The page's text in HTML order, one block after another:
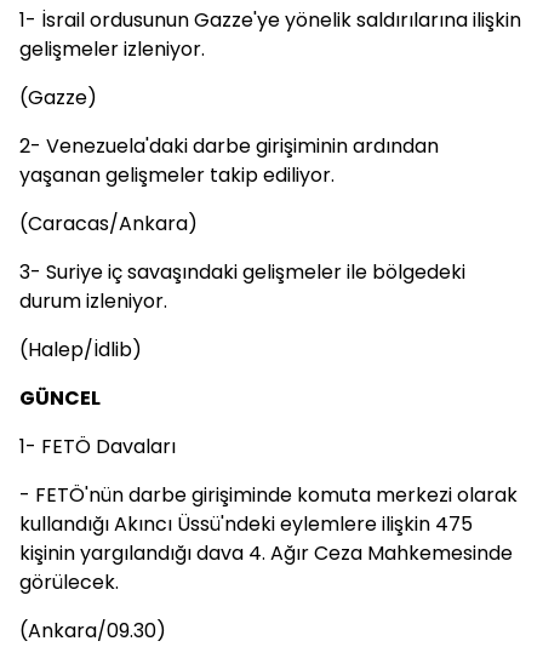
1- İsrail ordusunun Gazze'ye yönelik saldırılarına ilişkin
gelişmeler izleniyor.
(Gazze)
2- Venezuela'daki darbe girişiminin ardından
yaşanan gelişmeler takip ediliyor.
(Caracas/Ankara)
3- Suriye iç savaşındaki gelişmeler ile bölgedeki
durum izleniyor.
(Halep/İdlib)
GÜNCEL
1- FETÖ Davaları
- FETÖ'nün darbe girişiminde komuta merkezi olarak
kullandığı Akıncı Üssü'ndeki eylemlere ilişkin 475
kişinin yargılandığı dava 4. Ağır Ceza Mahkemesinde
görülecek.
(Ankara/09.30)